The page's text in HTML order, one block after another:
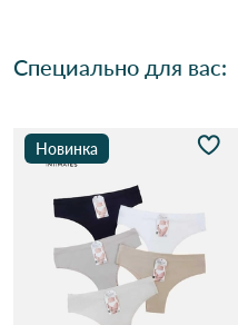
Специально для вас:
Новинка